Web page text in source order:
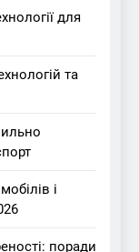
для
та
і
поради